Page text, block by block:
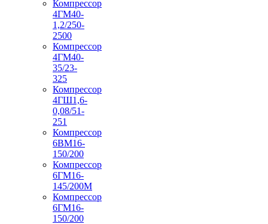
Компрессор
4ГМ40-
1,2/250-
2500
Компрессор
4ГМ40-
35/23-
325
Компрессор
4ГШ1,6-
0,08/51-
251
Компрессор
6ВМ16-
150/200
Компрессор
6ГМ16-
145/200М
Компрессор
6ГМ16-
150/200